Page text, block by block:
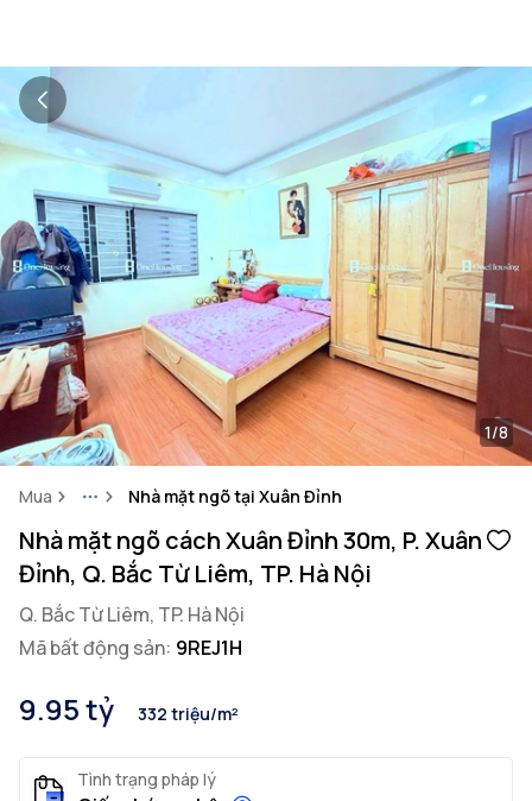
Mua MoreNhà mặt ngõ tại Xuân Đỉnh
1/8
Nhà mặt ngõ cách Xuân Đỉnh 30m, P. Xuân
Đỉnh, Q. Bắc Từ Liêm, TP. Hà Nội
Q. Bắc Từ Liêm, TP. Hà Nội
Mã bất động sản: 9REJ1H
9.95 tỷ 332 triệu/m²
Tình trạng pháp lý